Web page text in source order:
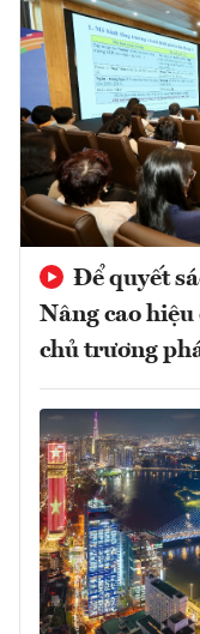
Để quyết
Nâng cao hiệu
chủ trương